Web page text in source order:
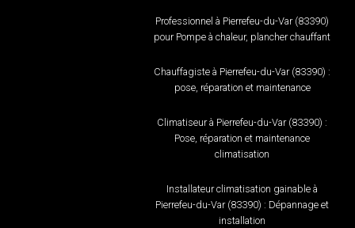
Professionnel à Pierrefeu-du-Var (83390)
pour Pompe à chaleur, plancher chauffant
Chauffagiste à Pierrefeu-du-Var (83390) :
pose, réparation et maintenance
Climatiseur à Pierrefeu-du-Var (83390) :
Pose, réparation et maintenance
climatisation
Installateur climatisation gainable à
Pierrefeu-du-Var (83390) : Dépannage et
installation